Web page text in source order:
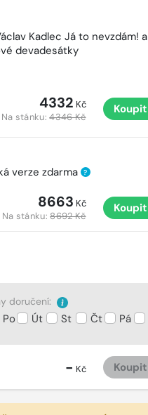
Kadlec Já to nevzdám! a
devadesátky
4332 Kč
Na stánku:4346 Kč
Koupit
verze zdarma ?
8663 Kč
Na stánku:8692 Kč
Koupit
doručení:
Po Út St Čt Pá
- Kč Koupit